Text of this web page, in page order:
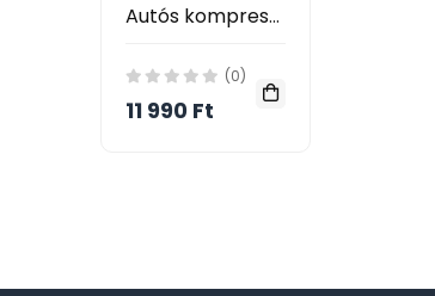
Autós kompresszor szivargyújtós csatlakozóval, 150 PSI - 2 hengeres
(0)
11 990 Ft